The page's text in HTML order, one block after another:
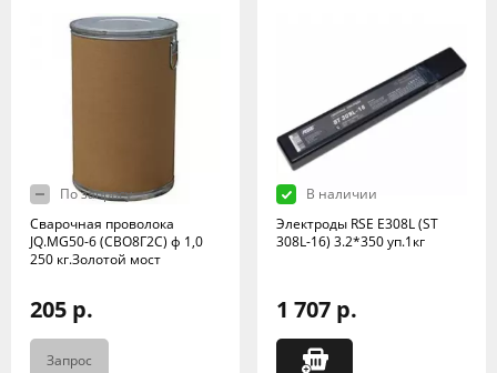
По запросу
Сварочная проволока
JQ.MG50-6 (СВО8Г2С) ф 1,0
250 кг.Золотой мост
205 р.
Запрос
В наличии
Электроды RSE Е308L (ST
308L-16) 3.2*350 уп.1кг
1 707 р.